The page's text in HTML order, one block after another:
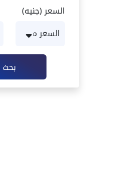
السعر (جنيه)
بحث